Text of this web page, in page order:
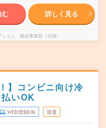
む 詳しく見る
ョン 製造事業部（全国）
】コンビニ向け冷
いOK
WEB登録OK 派遣